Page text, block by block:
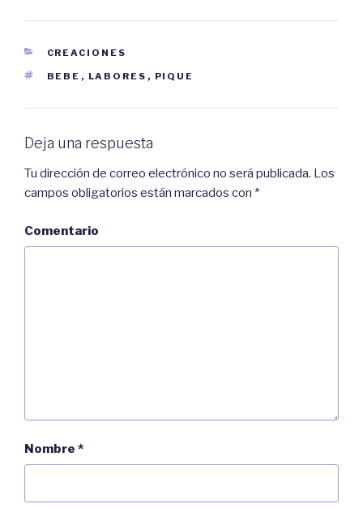
CATEGORÍAS
CREACIONES
ETIQUETAS
BEBE , LABORES , PIQUE
Deja una respuesta
Tu dirección de correo electrónico no será publicada. Los
campos obligatorios están marcados con *
Comentario
Nombre *